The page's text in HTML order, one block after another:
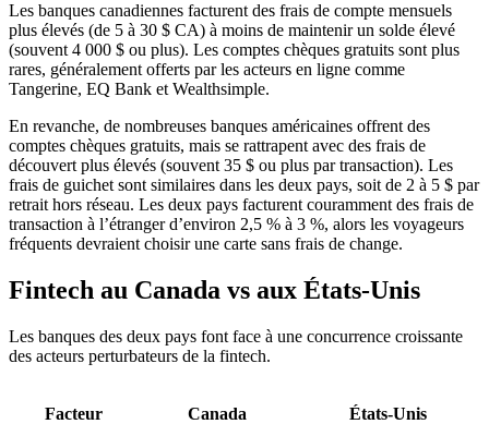
Les banques canadiennes facturent des frais de compte mensuels
plus élevés (de 5 à 30 $ CA) à moins de maintenir un solde élevé
(souvent 4 000 $ ou plus). Les comptes chèques gratuits sont plus
rares, généralement offerts par les acteurs en ligne comme
Tangerine, EQ Bank et Wealthsimple.
En revanche, de nombreuses banques américaines offrent des
comptes chèques gratuits, mais se rattrapent avec des frais de
découvert plus élevés (souvent 35 $ ou plus par transaction). Les
frais de guichet sont similaires dans les deux pays, soit de 2 à 5 $ par
retrait hors réseau. Les deux pays facturent couramment des frais de
transaction à l’étranger d’environ 2,5 % à 3 %, alors les voyageurs
fréquents devraient choisir une carte sans frais de change.
Fintech au Canada vs aux États-Unis
Les banques des deux pays font face à une concurrence croissante
des acteurs perturbateurs de la fintech.
Facteur Canada
États-Unis